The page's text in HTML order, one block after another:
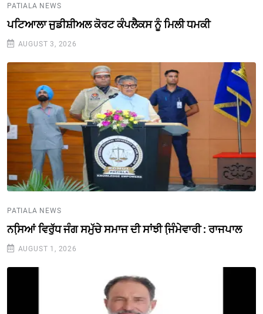
PATIALA NEWS
ਪਟਿਆਲਾ ਜੁਡੀਸ਼ੀਅਲ ਕੋਰਟ ਕੰਪਲੈਕਸ ਨੂੰ ਮਿਲੀ ਧਮਕੀ
AUGUST 3, 2026
PATIALA NEWS
ਨਸਿ਼ਆਂ ਵਿਰੁੱਧ ਜੰਗ ਸਮੁੱਚੇ ਸਮਾਜ ਦੀ ਸਾਂਝੀ ਜਿ਼ੰਮੇਵਾਰੀ : ਰਾਜਪਾਲ
AUGUST 1, 2026